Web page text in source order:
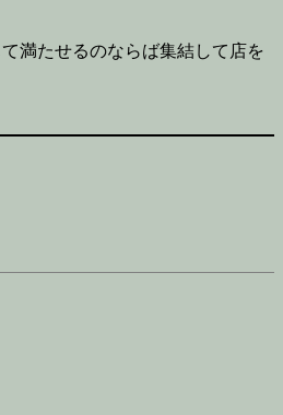
満たせるのならば集結して店を